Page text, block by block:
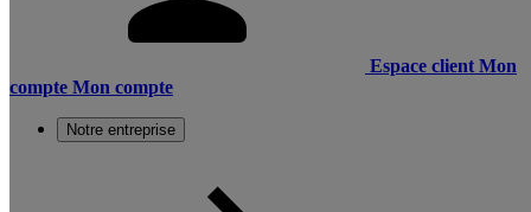
Espace client Mon
compte Mon compte
Notre entreprise